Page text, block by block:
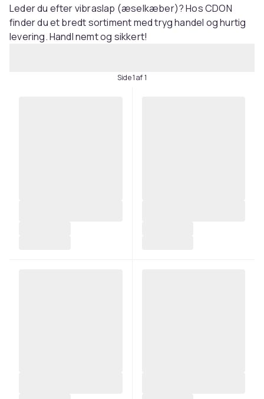
Leder du efter vibraslap (æselkæber)? Hos CDON
finder du et bredt sortiment med tryg handel og hurtig
levering. Handl nemt og sikkert!
Side 1 af 1